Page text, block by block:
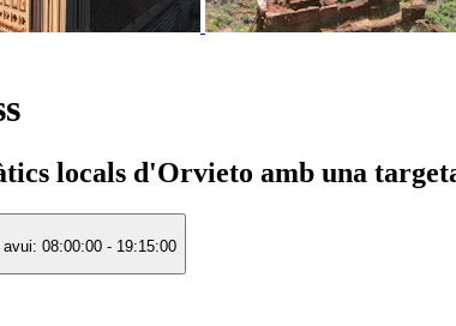
locals d'Orvieto amb una
avui: 08:00:00 - 19:15:00